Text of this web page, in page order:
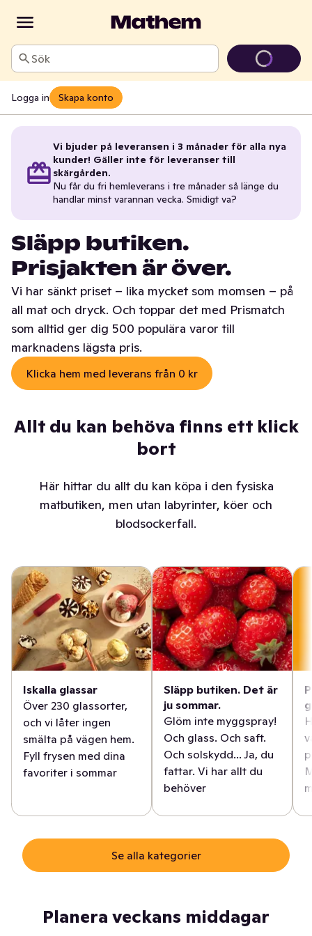
Sök
Logga in Skapa konto
Vi bjuder på leveransen i 3 månader för alla nya
kunder! Gäller inte för leveranser till
skärgården.
Nu får du fri hemleverans i tre månader så länge du
handlar minst varannan vecka. Smidigt va?
Släpp butiken.
Prisjakten är över.
Vi har sänkt priset – lika mycket som momsen – på
all mat och dryck. Och toppar det med Prismatch
som alltid ger dig 500 populära varor till
marknadens lägsta pris.
Klicka hem med leverans från 0 kr
Allt du kan behöva finns ett klick
bort
Här hittar du allt du kan köpa i den fysiska
matbutiken, men utan labyrinter, köer och
blodsockerfall.
Iskalla glassar
Över 230 glassorter,
och vi låter ingen
smälta på vägen hem.
Fyll frysen med dina
favoriter i sommar
Släpp butiken. Det är
ju sommar.
Glöm inte myggspray!
Och glass. Och saft.
Och solskydd... Ja, du
fattar. Vi har allt du
behöver
Se alla kategorier
Planera veckans middagar